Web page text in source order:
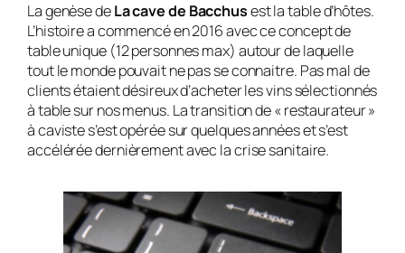
La genèse deLa cave de Bacchusest la table d’hôtes.
L’histoire a commencé en 2016 avec ce concept de
table unique (12 personnes max) autour de laquelle
tout le monde pouvait ne pas se connaitre. Pas mal de
clients étaient désireux d’acheter les vins sélectionnés
à table sur nos menus. La transition de « restaurateur »
à caviste s’est opérée sur quelques années et s’est
accélérée dernièrement avec la crise sanitaire.